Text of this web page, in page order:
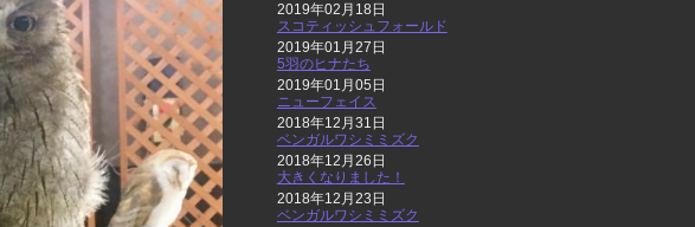
2019年02月18日
スコティッシュフォールド
2019年01月27日
5羽のヒナたち
2019年01月05日
ニューフェイス
2018年12月31日
ベンガルワシミミズク
2018年12月26日
大きくなりました！
2018年12月23日
ベンガルワシミミズク